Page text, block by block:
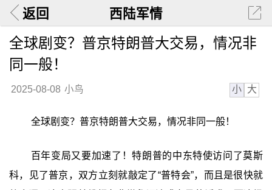
返回 西陆军情
全球剧变？普京特朗普大交易，情况非
同一般！
2025-08-08 小鸟 小 大
全球剧变？普京特朗普大交易，情况非同一般！
百年变局又要加速了！特朗普的中东特使访问了莫斯
科，见了普京，双方立刻就敲定了“普特会”，而且是很快就